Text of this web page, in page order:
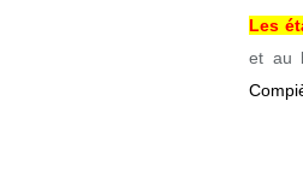
Les
et au